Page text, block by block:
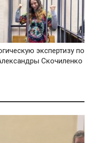
экспертизу по
Скочиленко